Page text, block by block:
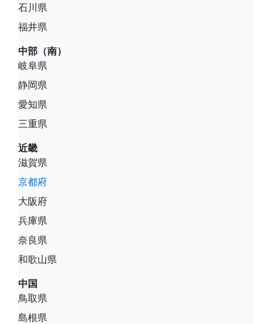
石川県
福井県
中部（南）
岐阜県
静岡県
愛知県
三重県
近畿
滋賀県
京都府
大阪府
兵庫県
奈良県
和歌山県
中国
鳥取県
島根県